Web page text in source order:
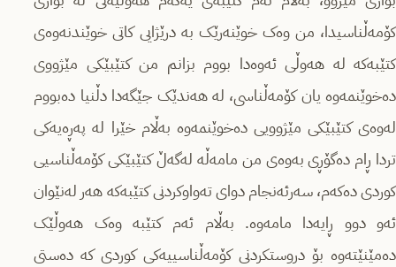
کۆمەڵناسیدا، من وەک خوێنەرێک بە درێژایی کاتى خوێندنەوەى
کتێبەکە لە هەوڵى ئەوەدا بووم بزانم من کتێبێکى مێژووى
دەخوێنمەوە یان کۆمەڵناسى، لە هەندێک جێگەدا دڵنیا دەبووم
لەوەى کتێبێکى مێژوویى دەخوێنمەوە بەڵام خێرا لە پەڕەیەکى
تردا ڕام دەگۆڕى بەوەى من مامەڵە لەگەڵ کتێبێکى کۆمەڵناسیى
کوردى دەکەم، سەرئەنجام دواى تەواوکردنى کتێبەکە هەر لەنێوان
ئەو دوو ڕایەدا مامەوە. بەڵام ئەم کتێبە وەک هەوڵێک
دەمێنێتەوە بۆ دروستکردنى کۆمەڵناسییەکى کوردى کە دەستى